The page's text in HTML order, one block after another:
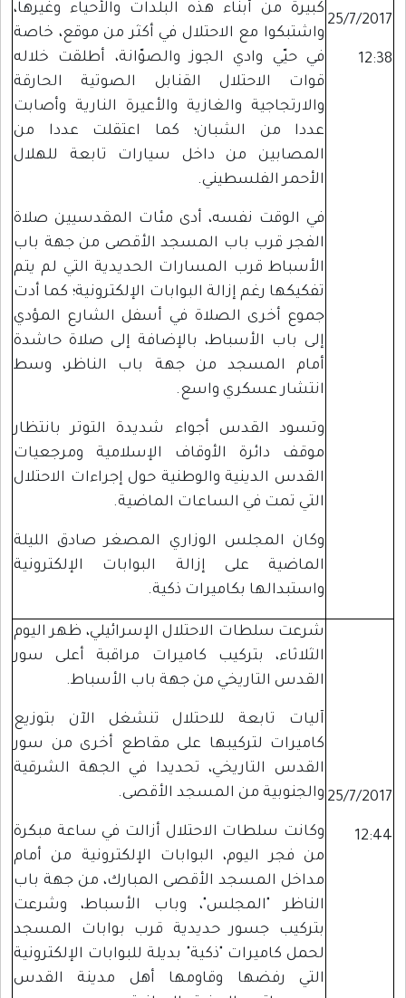
25/7/2017
12:38
كبيرة من أبناء هذه البلدات والأحياء وغيرها،
واشتبكوا مع الاحتلال في أكثر من موقع، خاصة
في حيّي وادي الجوز والصوّانة، أطلقت خلاله
قوات الاحتلال القنابل الصوتية الحارقة
والارتجاجية والغازية والأعيرة النارية وأصابت
عددا من الشبان؛ كما اعتقلت عددا من
المصابين من داخل سيارات تابعة للهلال
الأحمر الفلسطيني.
في الوقت نفسه، أدى مئات المقدسيين صلاة
الفجر قرب باب المسجد الأقصى من جهة باب
الأسباط قرب المسارات الحديدية التي لم يتم
تفكيكها رغم إزالة البوابات الإلكترونية؛ كما أدت
جموع أخرى الصلاة في أسفل الشارع المؤدي
إلى باب الأسباط، بالإضافة إلى صلاة حاشدة
أمام المسجد من جهة باب الناظر، وسط
انتشار عسكري واسع.
وتسود القدس أجواء شديدة التوتر بانتظار
موقف دائرة الأوقاف الإسلامية ومرجعيات
القدس الدينية والوطنية حول إجراءات الاحتلال
التي تمت في الساعات الماضية.
وكان المجلس الوزاري المصغر صادق الليلة
الماضية على إزالة البوابات الإلكترونية
واستبدالها بكاميرات ذكية.
25/7/2017
12:44
شرعت سلطات الاحتلال الإسرائيلي، ظهر اليوم
الثلاثاء، بتركيب كاميرات مراقبة أعلى سور
القدس التاريخي من جهة باب الأسباط.
آليات تابعة للاحتلال تنشغل الآن بتوزيع
كاميرات لتركيبها على مقاطع أخرى من سور
القدس التاريخي، تحديدا في الجهة الشرقية
والجنوبية من المسجد الأقصى.
وكانت سلطات الاحتلال أزالت في ساعة مبكرة
من فجر اليوم، البوابات الإلكترونية من أمام
مداخل المسجد الأقصى المبارك، من جهة باب
الناظر "المجلس"، وباب الأسباط، وشرعت
بتركيب جسور حديدية قرب بوابات المسجد
لحمل كاميرات "ذكية" بديلة للبوابات الإلكترونية
التي رفضها وقاومها أهل مدينة القدس